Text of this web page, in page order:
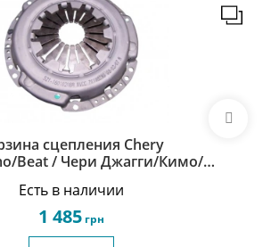
сцепления Chery
Beat / Чери Джагги/Кимо/
Есть в наличии
1 485 грн